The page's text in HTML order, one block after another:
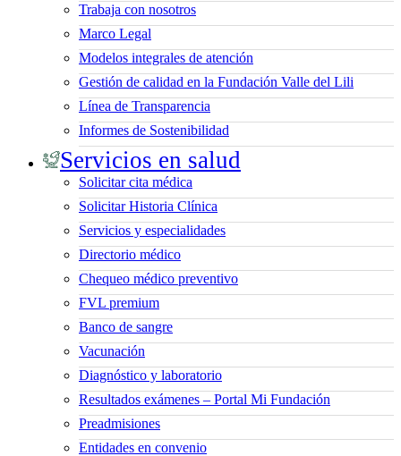
Trabaja con nosotros
Marco Legal
Modelos integrales de atención
Gestión de calidad en la Fundación Valle del Lili
Línea de Transparencia
Informes de Sostenibilidad
Servicios en salud
Solicitar cita médica
Solicitar Historia Clínica
Servicios y especialidades
Directorio médico
Chequeo médico preventivo
FVL premium
Banco de sangre
Vacunación
Diagnóstico y laboratorio
Resultados exámenes – Portal Mi Fundación
Preadmisiones
Entidades en convenio